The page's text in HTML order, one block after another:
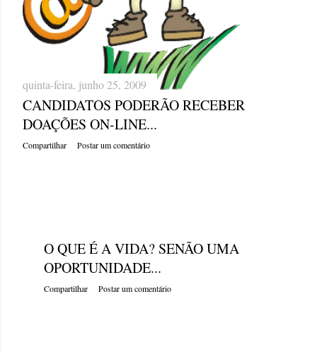
quinta-feira, junho 25, 2009
CANDIDATOS PODERÃO RECEBER
DOAÇÕES ON-LINE...
Compartilhar Postar um comentário
O QUE É A VIDA? SENÃO UMA
OPORTUNIDADE...
Compartilhar Postar um comentário